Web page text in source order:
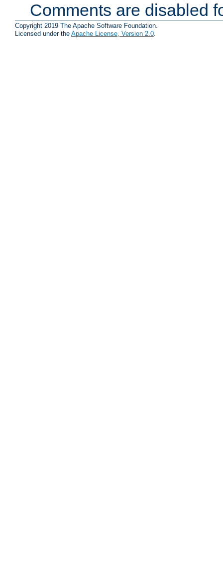
Comments are disabled
Copyright 2019 The Apache Software Foundation.
Licensed under the Apache License, Version 2.0